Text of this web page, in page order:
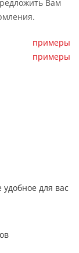
Вам
примеры
примеры
для вас